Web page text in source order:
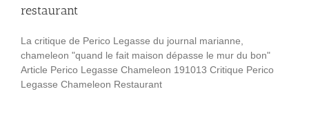
restaurant
La critique de Perico Legasse du journal marianne,
chameleon "quand le fait maison dépasse le mur du bon"
Article Perico Legasse Chameleon 191013 Critique Perico
Legasse Chameleon Restaurant